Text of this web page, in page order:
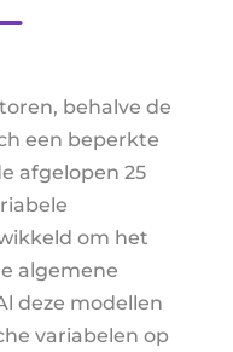
behalve de
een beperkte
afgelopen 25
om het
algemene
deze modellen
variabelen op